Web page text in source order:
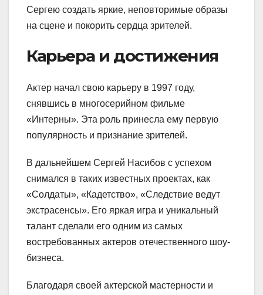
Сергею создать яркие, неповторимые образы
на сцене и покорить сердца зрителей.
Карьера и достижения
Актер начал свою карьеру в 1997 году,
снявшись в многосерийном фильме
«Интерны». Эта роль принесла ему первую
популярность и признание зрителей.
В дальнейшем Сергей Насибов с успехом
снимался в таких известных проектах, как
«Солдаты», «Кадетство», «Следствие ведут
экстрасенсы». Его яркая игра и уникальный
талант сделали его одним из самых
востребованных актеров отечественного шоу-
бизнеса.
Благодаря своей актерской мастерности и